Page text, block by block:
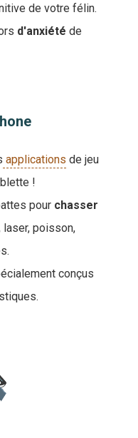
de votre félin.
d'anxiété de
applications de jeu
!
pour chasser
laser, poisson,
conçus